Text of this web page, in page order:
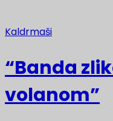
Kaldrmaši
“Banda
volanom”